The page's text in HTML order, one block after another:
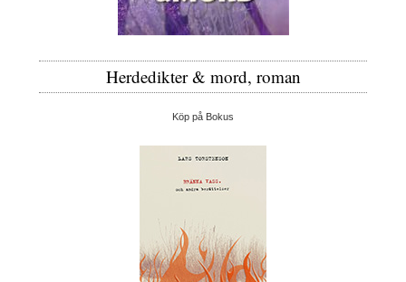
Herdedikter & mord, roman
Köp på Bokus